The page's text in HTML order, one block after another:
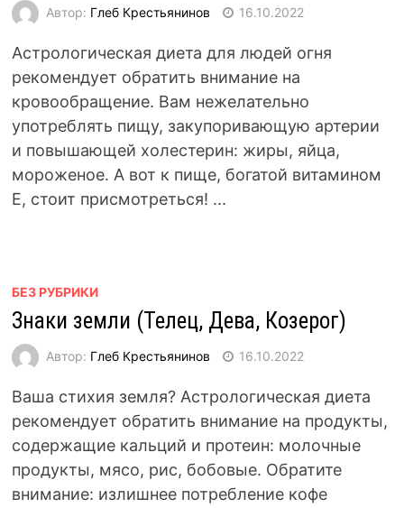
Автор: Глеб Крестьянинов 16.10.2022
Астрологическая диета для людей огня
рекомендует обратить внимание на
кровообращение. Вам нежелательно
употреблять пищу, закупоривающую артерии
и повышающей холестерин: жиры, яйца,
мороженое. А вот к пище, богатой витамином
Е, стоит присмотреться! ...
БЕЗ РУБРИКИ
Знаки земли (Телец, Дева, Козерог)
Автор: Глеб Крестьянинов 16.10.2022
Ваша стихия земля? Астрологическая диета
рекомендует обратить внимание на продукты,
содержащие кальций и протеин: молочные
продукты, мясо, рис, бобовые. Обратите
внимание: излишнее потребление кофе